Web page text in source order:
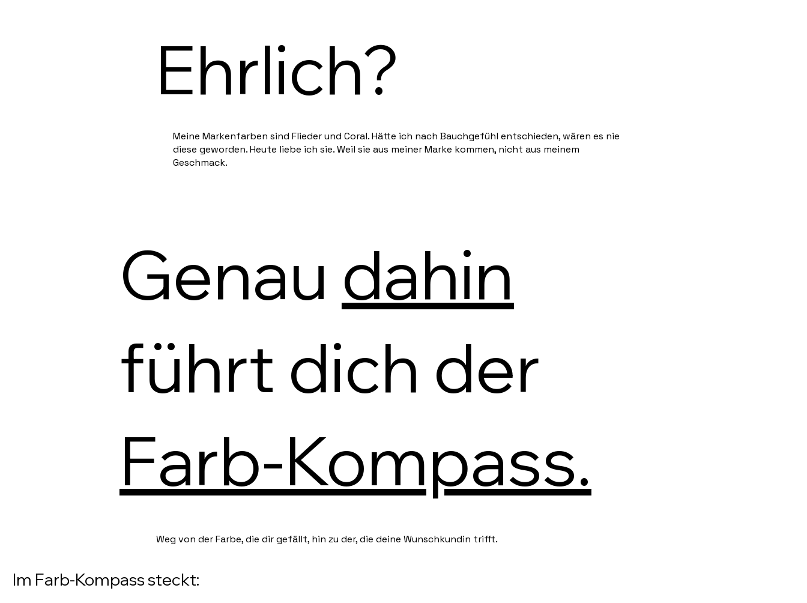
Im Farb-Kompass steckt:
Genau dahin
führt dich der
Farb-Kompass.
Weg von der Farbe, die dir gefällt, hin zu der, die deine Wunschkundin trifft.
Ehrlich?
Meine Markenfarben sind Flieder und Coral. Hätte ich nach Bauchgefühl entschieden, wären es nie
diese geworden.Heute liebe ich sie.Weil sie aus meiner Marke kommen, nicht aus meinem
Geschmack.